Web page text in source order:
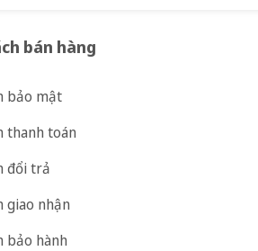
bán hàng
bảo mật
thanh toán
đổi trả
giao nhận
bảo hành